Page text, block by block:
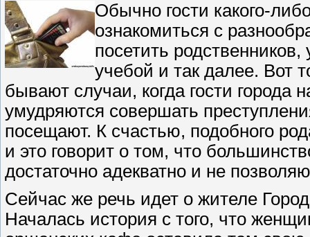
Обычно гости какого-
ознакомиться с
посетить
учебой и так далее. Вот
бывают случаи, когда гости города
умудряются совершать
посещают. К счастью, подобного
и это говорит о том, что
достаточно адекватно и не
Сейчас же речь идет о жителе
Началась история с того, что